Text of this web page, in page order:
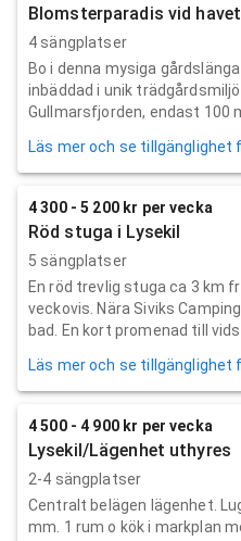
Blomsterparadis vid
4 sängplatser
Bo i denna mysiga
inbäddad i unik
Gullmarsfjorden, endast 100
Läs mer och se
4 300 - 5 200 kr per vecka
Röd stuga i Lysekil
5 sängplatser
En röd trevlig stuga ca 3 km
veckovis. Nära Siviks
bad. En kort promenad till
Läs mer och se
4 500 - 4 900 kr per vecka
Lysekil/Lägenhet uthyres
2-4 sängplatser
Centralt belägen lägenhet.
mm. 1 rum o kök i markplan